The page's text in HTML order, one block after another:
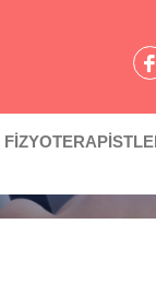
Bel
Anasayfa